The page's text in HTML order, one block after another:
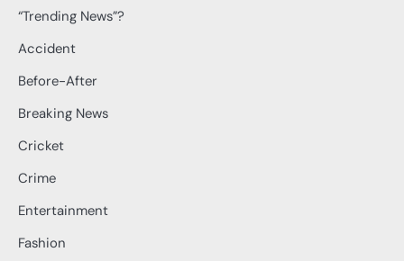
“Trending News”?
Accident
Before-After
Breaking News
Cricket
Crime
Entertainment
Fashion